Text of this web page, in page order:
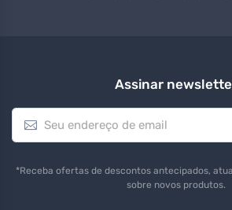
Assinar
E
a
*Receba ofertas de descontos antecipados,
sobre novos produtos.